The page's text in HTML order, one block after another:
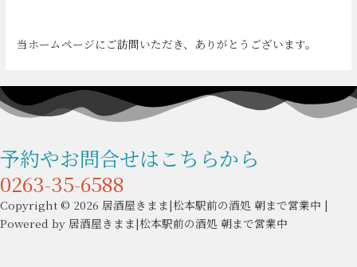
当ホームページにご訪問いただき、ありがとうございます。
予約やお問合せはこちらから
0263-35-6588
Copyright © 2026 居酒屋きまま|松本駅前の酒処 朝まで営業中 |
Powered by 居酒屋きまま|松本駅前の酒処 朝まで営業中